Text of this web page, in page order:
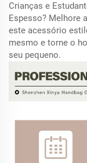
Crianças e
Espesso? Melhore
este acessório
mesmo e torne o
seu pequeno.